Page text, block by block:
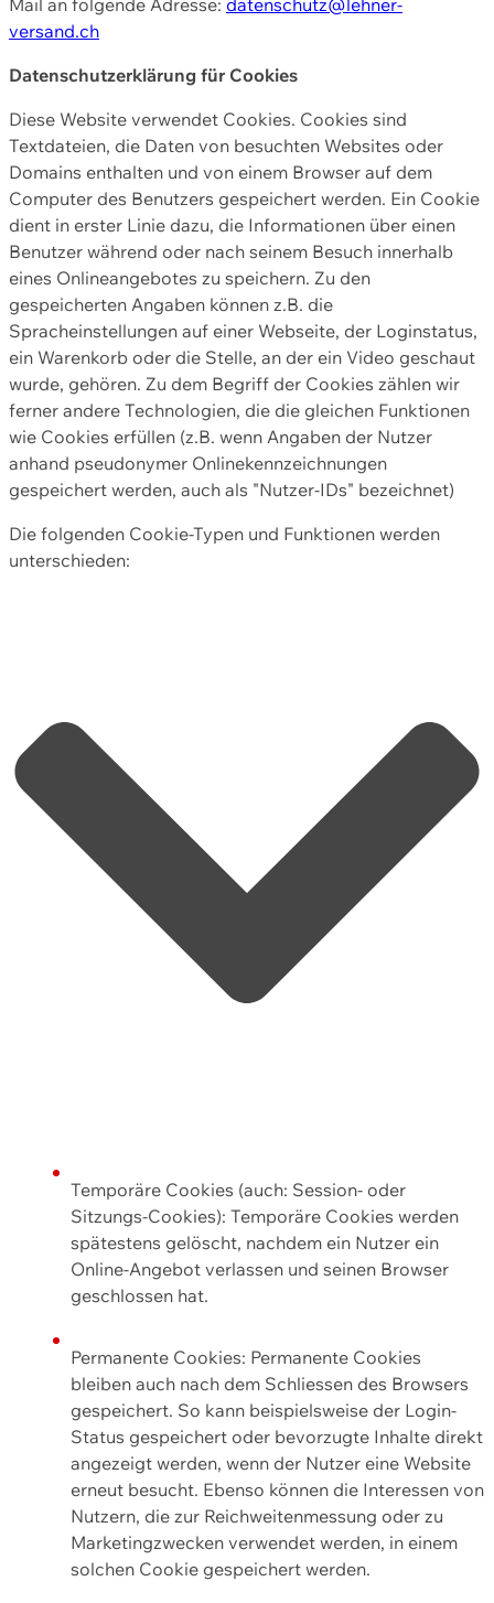
versand.ch
Datenschutzerklärung für Cookies
Diese Website verwendet Cookies. Cookies sind
Textdateien, die Daten von besuchten Websites oder
Domains enthalten und von einem Browser auf dem
Computer des Benutzers gespeichert werden. Ein Cookie
dient in erster Linie dazu, die Informationen über einen
Benutzer während oder nach seinem Besuch innerhalb
eines Onlineangebotes zu speichern. Zu den
gespeicherten Angaben können z.B. die
Spracheinstellungen auf einer Webseite, der Loginstatus,
ein Warenkorb oder die Stelle, an der ein Video geschaut
wurde, gehören. Zu dem Begriff der Cookies zählen wir
ferner andere Technologien, die die gleichen Funktionen
wie Cookies erfüllen (z.B. wenn Angaben der Nutzer
anhand pseudonymer Onlinekennzeichnungen
gespeichert werden, auch als "Nutzer-IDs" bezeichnet)
Die folgenden Cookie-Typen und Funktionen werden
unterschieden:
Temporäre Cookies (auch: Session- oder
Sitzungs-Cookies): Temporäre Cookies werden
spätestens gelöscht, nachdem ein Nutzer ein
Online-Angebot verlassen und seinen Browser
geschlossen hat.
Permanente Cookies: Permanente Cookies
bleiben auch nach dem Schliessen des Browsers
gespeichert. So kann beispielsweise der Login-
Status gespeichert oder bevorzugte Inhalte direkt
angezeigt werden, wenn der Nutzer eine Website
erneut besucht. Ebenso können die Interessen von
Nutzern, die zur Reichweitenmessung oder zu
Marketingzwecken verwendet werden, in einem
solchen Cookie gespeichert werden.